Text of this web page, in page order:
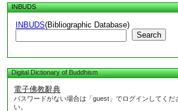
INBUDS
INBUDS(Bibliographic Database)
Search
Digital Dictionary of Buddhism
電子佛教辭典
パスワードがない場合は「guest」でログインしてくだ
い。